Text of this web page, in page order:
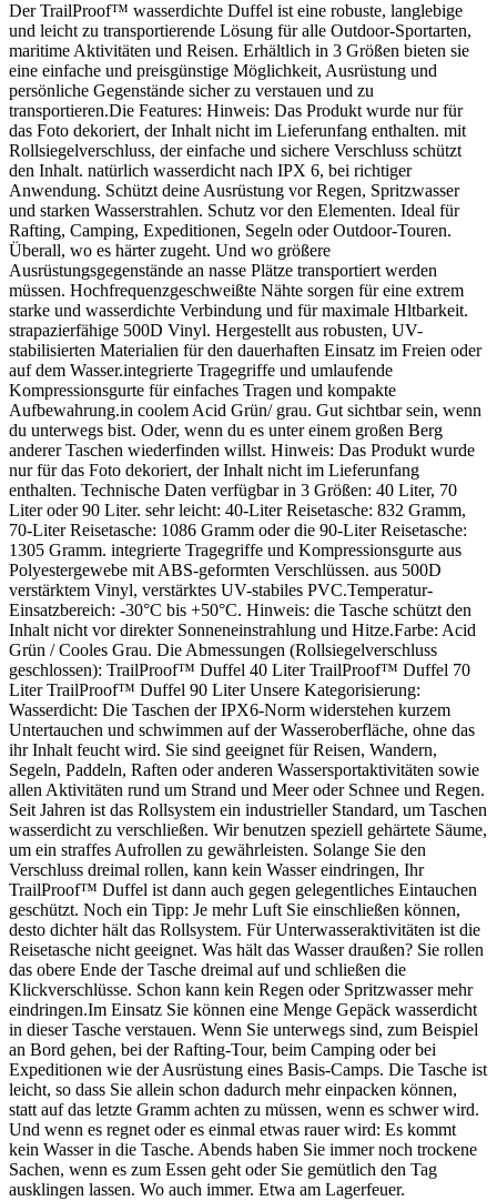
Der TrailProof™ wasserdichte Duffel ist eine robuste, langlebige
und leicht zu transportierende Lösung für alle Outdoor-Sportarten,
maritime Aktivitäten und Reisen. Erhältlich in 3 Größen bieten sie
eine einfache und preisgünstige Möglichkeit, Ausrüstung und
persönliche Gegenstände sicher zu verstauen und zu
transportieren.Die Features: Hinweis: Das Produkt wurde nur für
das Foto dekoriert, der Inhalt nicht im Lieferunfang enthalten. mit
Rollsiegelverschluss, der einfache und sichere Verschluss schützt
den Inhalt. natürlich wasserdicht nach IPX 6, bei richtiger
Anwendung. Schützt deine Ausrüstung vor Regen, Spritzwasser
und starken Wasserstrahlen. Schutz vor den Elementen. Ideal für
Rafting, Camping, Expeditionen, Segeln oder Outdoor-Touren.
Überall, wo es härter zugeht. Und wo größere
Ausrüstungsgegenstände an nasse Plätze transportiert werden
müssen. Hochfrequenzgeschweißte Nähte sorgen für eine extrem
starke und wasserdichte Verbindung und für maximale Hltbarkeit.
strapazierfähige 500D Vinyl. Hergestellt aus robusten, UV-
stabilisierten Materialien für den dauerhaften Einsatz im Freien oder
auf dem Wasser.integrierte Tragegriffe und umlaufende
Kompressionsgurte für einfaches Tragen und kompakte
Aufbewahrung.in coolem Acid Grün/ grau. Gut sichtbar sein, wenn
du unterwegs bist. Oder, wenn du es unter einem großen Berg
anderer Taschen wiederfinden willst. Hinweis: Das Produkt wurde
nur für das Foto dekoriert, der Inhalt nicht im Lieferunfang
enthalten. Technische Daten verfügbar in 3 Größen: 40 Liter, 70
Liter oder 90 Liter. sehr leicht: 40-Liter Reisetasche: 832 Gramm,
70-Liter Reisetasche: 1086 Gramm oder die 90-Liter Reisetasche:
1305 Gramm. integrierte Tragegriffe und Kompressionsgurte aus
Polyestergewebe mit ABS-geformten Verschlüssen. aus 500D
verstärktem Vinyl, verstärktes UV-stabiles PVC.Temperatur-
Einsatzbereich: -30°C bis +50°C. Hinweis: die Tasche schützt den
Inhalt nicht vor direkter Sonneneinstrahlung und Hitze.Farbe: Acid
Grün / Cooles Grau. Die Abmessungen (Rollsiegelverschluss
geschlossen): TrailProof™ Duffel 40 Liter TrailProof™ Duffel 70
Liter TrailProof™ Duffel 90 Liter Unsere Kategorisierung:
Wasserdicht: Die Taschen der IPX6-Norm widerstehen kurzem
Untertauchen und schwimmen auf der Wasseroberfläche, ohne das
ihr Inhalt feucht wird. Sie sind geeignet für Reisen, Wandern,
Segeln, Paddeln, Raften oder anderen Wassersportaktivitäten sowie
allen Aktivitäten rund um Strand und Meer oder Schnee und Regen.
Seit Jahren ist das Rollsystem ein industrieller Standard, um Taschen
wasserdicht zu verschließen. Wir benutzen speziell gehärtete Säume,
um ein straffes Aufrollen zu gewährleisten. Solange Sie den
Verschluss dreimal rollen, kann kein Wasser eindringen, Ihr
TrailProof™ Duffel ist dann auch gegen gelegentliches Eintauchen
geschützt. Noch ein Tipp: Je mehr Luft Sie einschließen können,
desto dichter hält das Rollsystem. Für Unterwasseraktivitäten ist die
Reisetasche nicht geeignet. Was hält das Wasser draußen? Sie rollen
das obere Ende der Tasche dreimal auf und schließen die
Klickverschlüsse. Schon kann kein Regen oder Spritzwasser mehr
eindringen.Im Einsatz Sie können eine Menge Gepäck wasserdicht
in dieser Tasche verstauen. Wenn Sie unterwegs sind, zum Beispiel
an Bord gehen, bei der Rafting-Tour, beim Camping oder bei
Expeditionen wie der Ausrüstung eines Basis-Camps. Die Tasche ist
leicht, so dass Sie allein schon dadurch mehr einpacken können,
statt auf das letzte Gramm achten zu müssen, wenn es schwer wird.
Und wenn es regnet oder es einmal etwas rauer wird: Es kommt
kein Wasser in die Tasche. Abends haben Sie immer noch trockene
Sachen, wenn es zum Essen geht oder Sie gemütlich den Tag
ausklingen lassen. Wo auch immer. Etwa am Lagerfeuer.